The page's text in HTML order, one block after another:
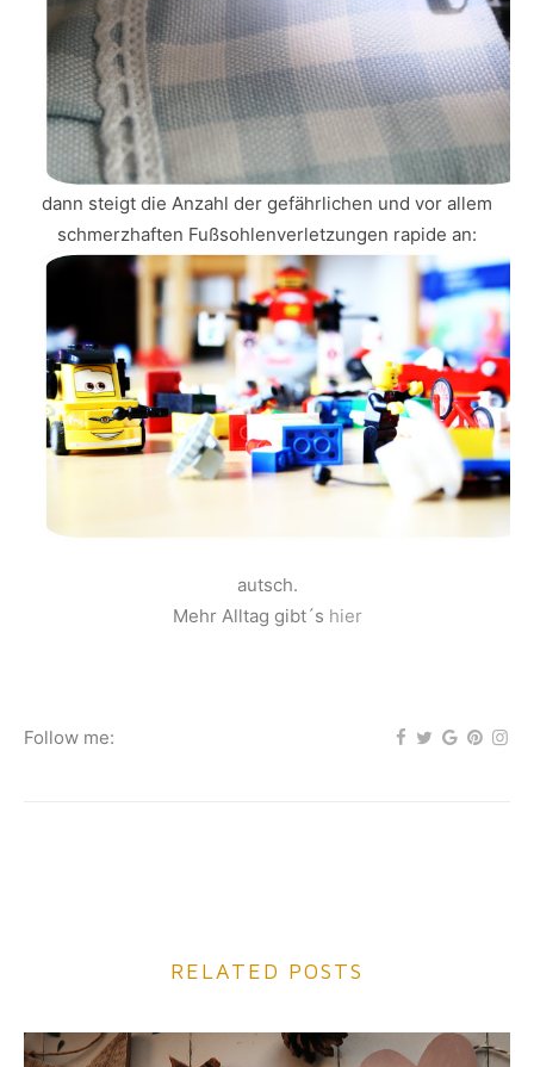
dann steigt die Anzahl der gefährlichen und vor allem
schmerzhaften Fußsohlenverletzungen rapide an:
autsch.
Mehr Alltag gibt´s hier
Follow me:
RELATED POSTS